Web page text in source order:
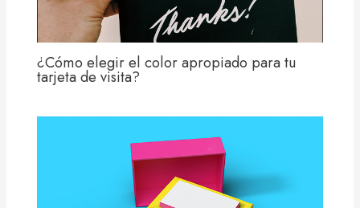
¿Cómo elegir el color apropiado para tu
tarjeta de visita?